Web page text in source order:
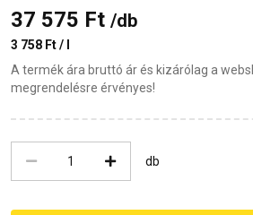
37 575 Ft /db
3 758 Ft / l
A termék ára bruttó ár és kizárólag a
megrendelésre érvényes!
db